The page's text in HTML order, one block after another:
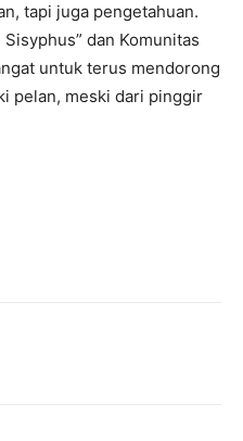
tapi juga pengetahuan.
dan Komunitas
untuk terus mendorong
pelan, meski dari pinggir